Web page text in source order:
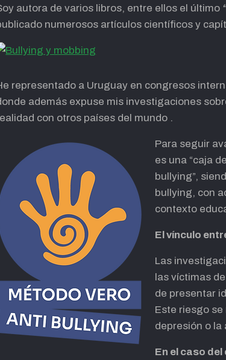
autora de varios libros, entre ellos el último
numerosos artículos científicos y
representado a Uruguay en congresos
además expuse mis investigaciones
con otros países del mundo .
Para seguir
es una “caja
bullying”,
bullying, con
contexto
El vínculo
Las
las víctimas
de presentar
Este riesgo
depresión o
En el caso